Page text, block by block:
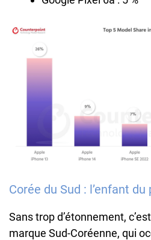
Corée du Sud : l’enfant
Sans trop d’étonnement,
marque Sud-Coréenne, qui